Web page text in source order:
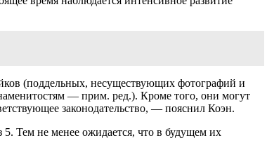
(поддельных, несуществующих фотографий и
— прим. ред.). Кроме того, они могут
законодательство, — пояснил Коэн.
Тем не менее ожидается, что в будущем их